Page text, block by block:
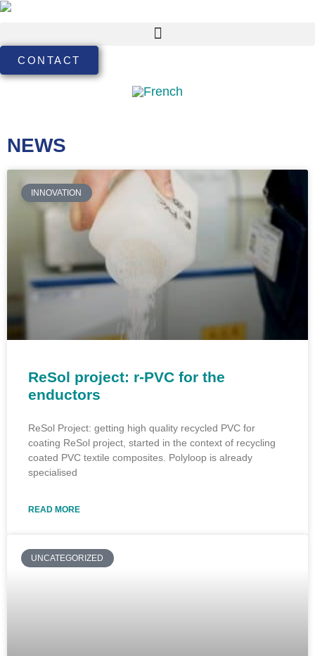
CONTACT
NEWS
INNOVATION
ReSol project: r-PVC for the
enductors
ReSol Project: getting high quality recycled PVC for
coating ReSol project, started in the context of recycling
coated PVC textile composites. Polyloop is already
specialised
READ MORE
UNCATEGORIZED